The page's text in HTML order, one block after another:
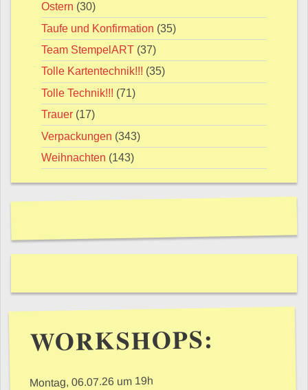
Ostern (30)
Taufe und Konfirmation (35)
Team StempelART (37)
Tolle Kartentechnik!!! (35)
Tolle Technik!!! (71)
Trauer (17)
Verpackungen (343)
Weihnachten (143)
WORKSHOPS:
Montag, 06.07.26 um 19h